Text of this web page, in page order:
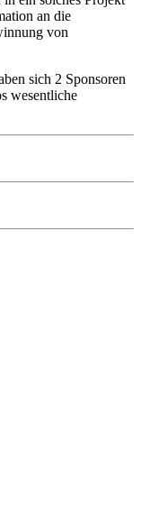
an die
von
sich 2 Sponsoren
wesentliche